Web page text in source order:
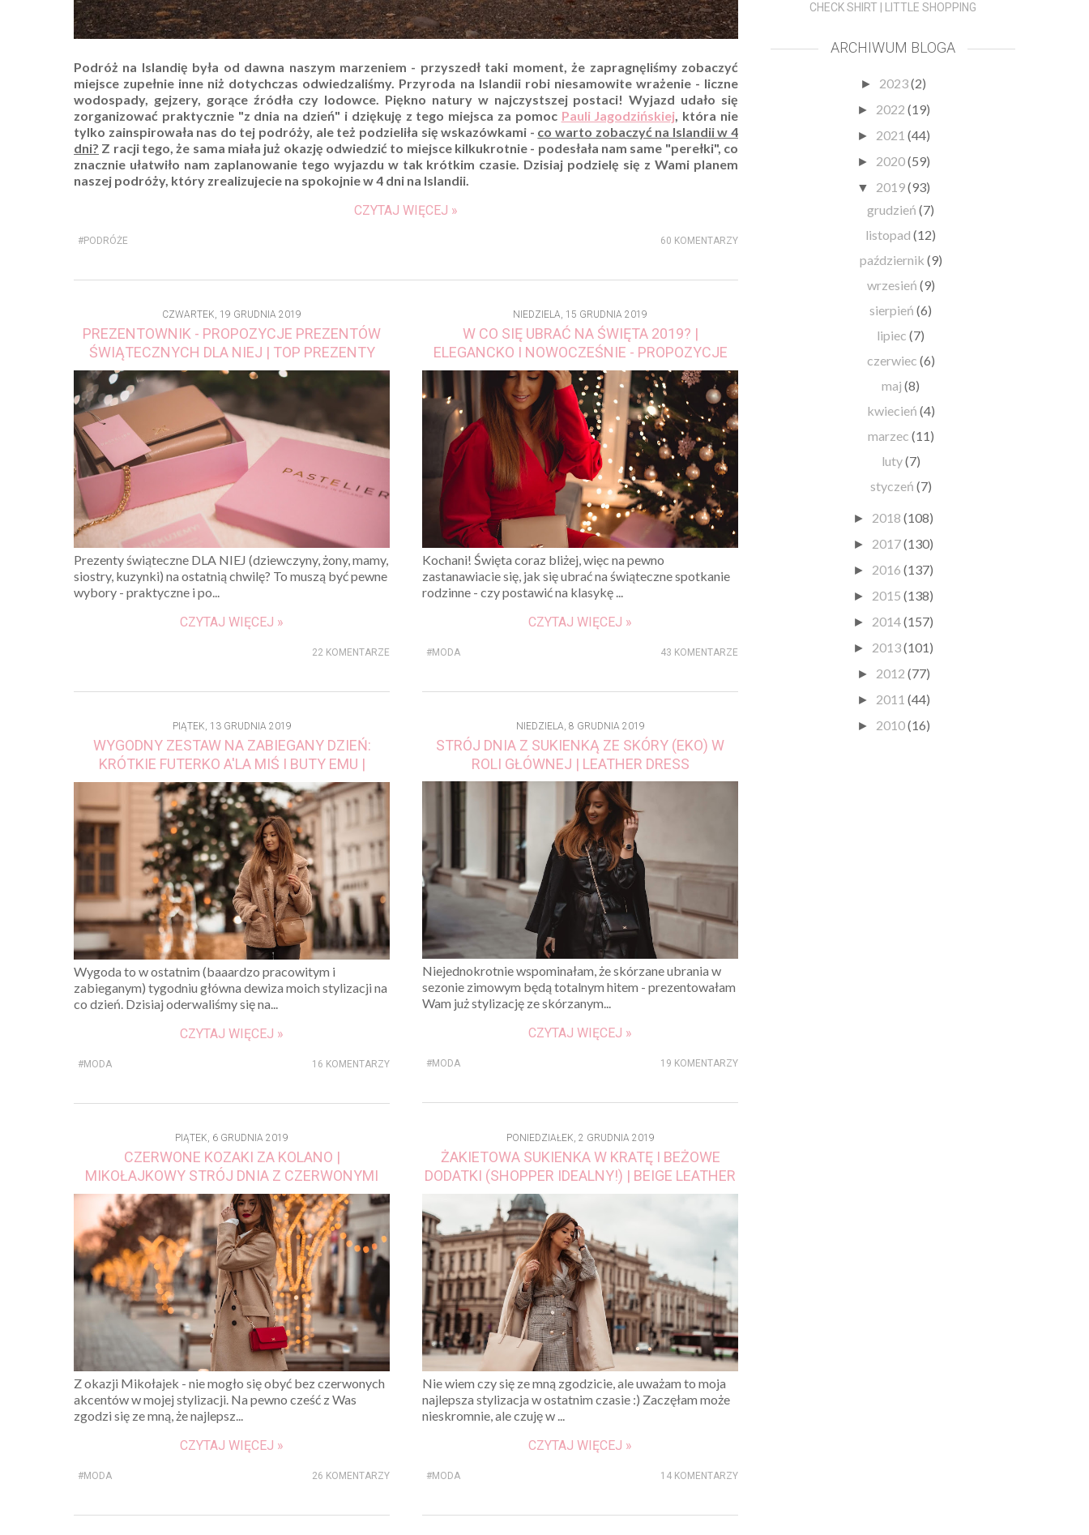
Podróż na Islandię była od dawna naszym marzeniem - przyszedł taki moment, że zapragnęliśmy zobaczyć
miejsce zupełnie inne niż dotychczas odwiedzaliśmy. Przyroda na Islandii robi niesamowite wrażenie - liczne
wodospady, gejzery, gorące źródła czy lodowce. Piękno natury w najczystszej postaci! Wyjazd udało się
zorganizować praktycznie "z dnia na dzień" i dziękuję z tego miejsca za pomoc Pauli Jagodzińskiej, która nie
tylko zainspirowała nas do tej podróży, ale też podzieliła się wskazówkami - co warto zobaczyć na Islandii w 4
dni? Z racji tego, że sama miała już okazję odwiedzić to miejsce kilkukrotnie - podesłała nam same "perełki", co
znacznie ułatwiło nam zaplanowanie tego wyjazdu w tak krótkim czasie. Dzisiaj podzielę się z Wami planem
naszej podróży, który zrealizujecie na spokojnie w 4 dni na Islandii.
CZYTAJ WIĘCEJ »
#PODRÓŻE 60 KOMENTARZY
CZWARTEK, 19 GRUDNIA 2019
PREZENTOWNIK - PROPOZYCJE PREZENTÓW
ŚWIĄTECZNYCH DLA NIEJ | TOP PREZENTY
ŚWIĄTECZNE DLA NIEJ
Prezenty świąteczne DLA NIEJ (dziewczyny, żony, mamy,
siostry, kuzynki) na ostatnią chwilę? To muszą być pewne
wybory - praktyczne i po...
CZYTAJ WIĘCEJ »
22 KOMENTARZE
NIEDZIELA, 15 GRUDNIA 2019
W CO SIĘ UBRAĆ NA ŚWIĘTA 2019? |
ELEGANCKO I NOWOCZEŚNIE - PROPOZYCJE
STYLIZACJI NA ŚWIĘTA
Kochani! Święta coraz bliżej, więc na pewno
zastanawiacie się, jak się ubrać na świąteczne spotkanie
rodzinne - czy postawić na klasykę ...
CZYTAJ WIĘCEJ »
#MODA 43 KOMENTARZE
PIĄTEK, 13 GRUDNIA 2019
WYGODNY ZESTAW NA ZABIEGANY DZIEŃ:
KRÓTKIE FUTERKO A'LA MIŚ I BUTY EMU |
WYGODNY STRÓJ DNIA
Wygoda to w ostatnim (baaardzo pracowitym i
zabieganym) tygodniu główna dewiza moich stylizacji na
co dzień. Dzisiaj oderwaliśmy się na...
CZYTAJ WIĘCEJ »
#MODA 16 KOMENTARZY
NIEDZIELA, 8 GRUDNIA 2019
STRÓJ DNIA Z SUKIENKĄ ZE SKÓRY (EKO) W
ROLI GŁÓWNEJ | LEATHER DRESS
Niejednokrotnie wspominałam, że skórzane ubrania w
sezonie zimowym będą totalnym hitem - prezentowałam
Wam już stylizację ze skórzanym...
CZYTAJ WIĘCEJ »
#MODA 19 KOMENTARZY
PIĄTEK, 6 GRUDNIA 2019
CZERWONE KOZAKI ZA KOLANO |
MIKOŁAJKOWY STRÓJ DNIA Z CZERWONYMI
AKCENTAMI I INSPIRACJA NA ZDOBIENIE
SEMILAC
Z okazji Mikołajek - nie mogło się obyć bez czerwonych
akcentów w mojej stylizacji. Na pewno cześć z Was
zgodzi się ze mną, że najlepsz...
CZYTAJ WIĘCEJ »
#MODA 26 KOMENTARZY
PONIEDZIAŁEK, 2 GRUDNIA 2019
ŻAKIETOWA SUKIENKA W KRATĘ I BEŻOWE
DODATKI (SHOPPER IDEALNY!) | BEIGE LEATHER
BAG STYLE
Nie wiem czy się ze mną zgodzicie, ale uważam to moja
najlepsza stylizacja w ostatnim czasie :) Zaczęłam może
nieskromnie, ale czuję w ...
CZYTAJ WIĘCEJ »
#MODA 14 KOMENTARZY
CHECK SHIRT | LITTLE SHOPPING
ARCHIWUM BLOGA
► 2023(2)
► 2022 (19)
► 2021 (44)
► 2020(59)
▼ 2019(93)
grudzień(7)
listopad(12)
październik (9)
wrzesień (9)
sierpień(6)
lipiec(7)
czerwiec (6)
maj(8)
kwiecień (4)
marzec (11)
luty(7)
styczeń (7)
► 2018 (108)
► 2017(130)
► 2016 (137)
► 2015 (138)
► 2014(157)
► 2013(101)
► 2012 (77)
► 2011 (44)
► 2010(16)